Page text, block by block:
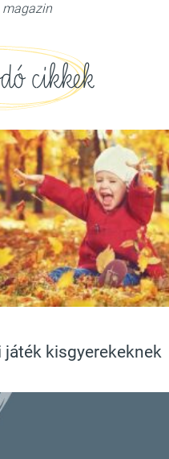
magazin
cikkek
játék kisgyerekeknek